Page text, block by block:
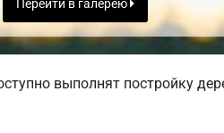
Перейти в галерею
выполнят постройку